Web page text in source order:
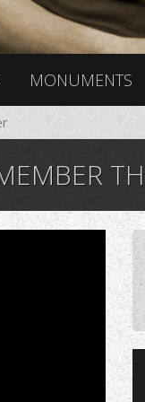
MONUMENTS